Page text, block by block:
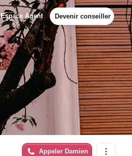
Espace Agent Devenir conseiller
Appeler Damien